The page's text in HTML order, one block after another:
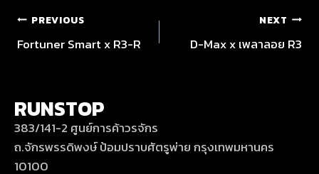
PREVIOUS
Fortuner Smart x R3-R
NEXT
D-Max x เพลาลอย R3
RUNSTOP
383/141-2 ศูนย์การค้าวรจักร
ถ.จักรพรรดิพงษ์ ป้อมปราบศัตรูพ่าย กรุงเทพมหานคร
10100